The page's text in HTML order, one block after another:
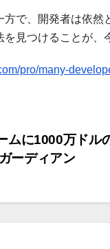
で、開発者は依
見つけることが、
pro/many-
ムに1000万ドル
ーディアン